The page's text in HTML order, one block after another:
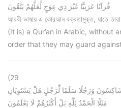
قُرآنًا عَرَبِيًّا غَيْرَ ذِي عِوَجٍ لَّعَلَّهُمْ يَتَّقُونَ
আরবী ভাষায় এ কোরআন বক্রতামুক্ত, যাতে তারা
(It is) a Qur’an in Arabic, without
order that they may guard
(29
وَرَجُلًا سَلَمًا لِّرَجُلٍ هَلْ يَسْتَوِيَانِ
مَثَلًا الْحَمْدُ لِلَّهِ بَلْ أَكْثَرُهُمْ لَا يَعْلَمُونَ